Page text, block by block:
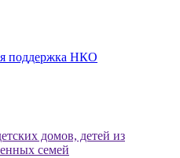
поддержка НКО
домов, детей из
семей